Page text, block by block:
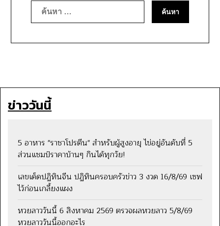
ค้นหา
สำหรับ:
ข่าววันนี้
5 อาหาร "ราชาโปรตีน" สำหรับผู้สูงอายุ ไข่อยู่อันดับที่ 5
ส่วนแชมป์ราคาบ้านๆ กินได้ทุกวัย!
เลขเด็ดปฏิทินจีน ปฏิทินครอบครัวข่าว 3 งวด 16/8/69 เซฟ
ไว้ก่อนเกลี้ยงแผง
หวยลาววันนี้ 6 สิงหาคม 2569 ตรวจผลหวยลาว 5/8/69
หวยลาววันนี้ออกอะไร